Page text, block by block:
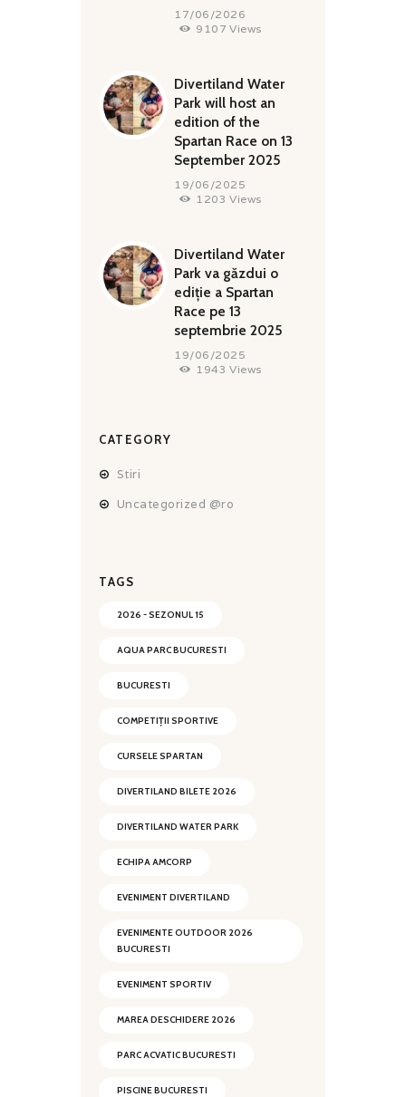
17/06/2026
9107 Views
Divertiland Water
Park will host an
edition of the
Spartan Race on 13
September 2025
19/06/2025
1203 Views
Divertiland Water
Park va găzdui o
ediție a Spartan
Race pe 13
septembrie 2025
19/06/2025
1943 Views
CATEGORY
Stiri
Uncategorized @ro
TAGS
2026 - SEZONUL 15
AQUA PARC BUCURESTI
BUCURESTI
COMPETIȚII SPORTIVE
CURSELE SPARTAN
DIVERTILAND BILETE 2026
DIVERTILAND WATER PARK
ECHIPA AMCORP
EVENIMENT DIVERTILAND
EVENIMENTE OUTDOOR 2026
BUCURESTI
EVENIMENT SPORTIV
MAREA DESCHIDERE 2026
PARC ACVATIC BUCURESTI
PISCINE BUCURESTI